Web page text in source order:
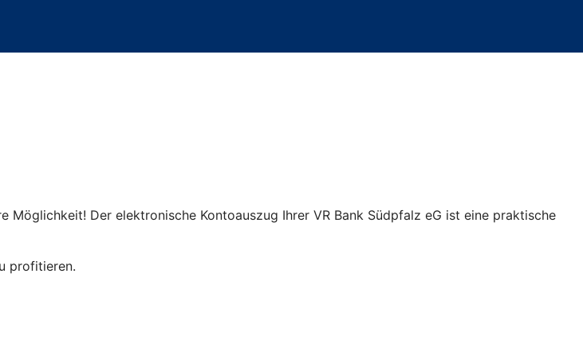
Der elektronische Kontoauszug Ihrer VR Bank Südpfalz eG ist eine praktische
profitieren.